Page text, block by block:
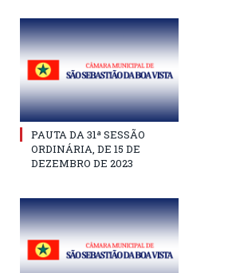
PAUTA DA 31ª SESSÃO
ORDINÁRIA, DE 15 DE
DEZEMBRO DE 2023